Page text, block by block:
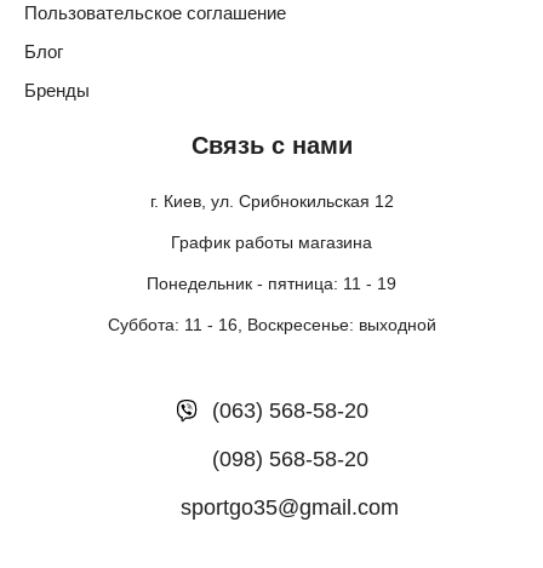
Связь с нами
г. Киев, ул. Срибнокильская 12
График работы магазина
Понедельник - пятница: 11 - 19
Суббота: 11 - 16, Воскресенье: выходной
(063) 568-58-20
(098) 568-58-20
sportgo35@gmail.com
Пользовательское соглашение
Блог
Бренды